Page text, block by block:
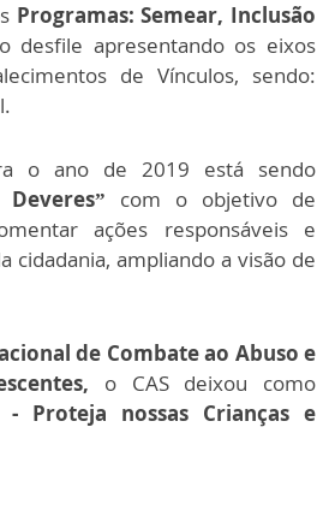
Programas: Semear, Inclusão
desfile apresentando os eixos
de Vínculos, sendo:
o ano de 2019 está sendo
com o objetivo de
ações responsáveis e
cidadania, ampliando a visão de
de Combate ao Abuso e
o CAS deixou como
- Proteja nossas Crianças e